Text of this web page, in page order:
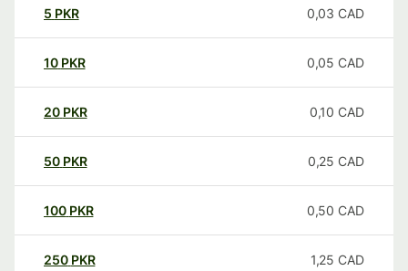
5 PKR 0,03 CAD
10 PKR 0,05 CAD
20 PKR 0,10 CAD
50 PKR 0,25 CAD
100 PKR 0,50 CAD
250 PKR 1,25 CAD